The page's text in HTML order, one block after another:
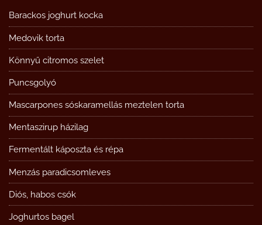
Barackos joghurt kocka
Medovik torta
Könnyű citromos szelet
Puncsgolyó
Mascarpones sóskaramellás meztelen torta
Mentaszirup házilag
Fermentált káposzta és répa
Menzás paradicsomleves
Diós, habos csók
Joghurtos bagel